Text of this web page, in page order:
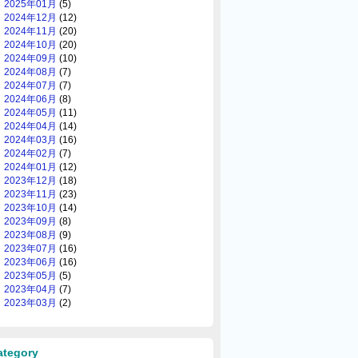
2025年01月 (5)
2024年12月 (12)
2024年11月 (20)
2024年10月 (20)
2024年09月 (10)
2024年08月 (7)
2024年07月 (7)
2024年06月 (8)
2024年05月 (11)
2024年04月 (14)
2024年03月 (16)
2024年02月 (7)
2024年01月 (12)
2023年12月 (18)
2023年11月 (23)
2023年10月 (14)
2023年09月 (8)
2023年08月 (9)
2023年07月 (16)
2023年06月 (16)
2023年05月 (5)
2023年04月 (7)
2023年03月 (2)